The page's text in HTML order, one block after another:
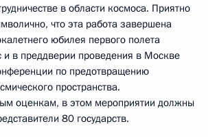
в области космоса. Приятно
что эта работа завершена
юбилея первого полета
и в преддверии проведения в Москве
по предотвращению
пространства.
оценкам, в этом мероприятии должны
80 государств.